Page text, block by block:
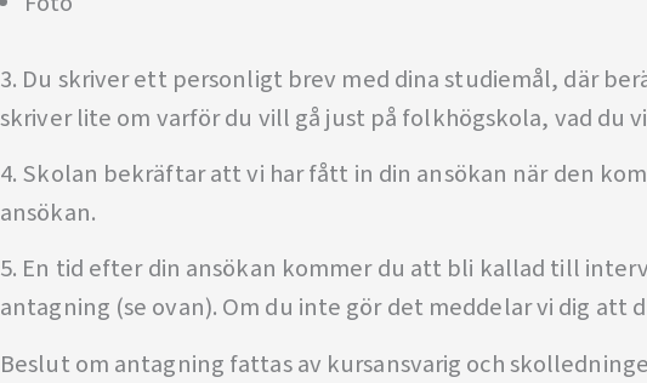
3. Du skriver ett personligt brev med dina studiemål, där
skriver lite om varför du vill gå just på folkhögskola, vad du
4. Skolan bekräftar att vi har fått in din ansökan när den
ansökan.
5. En tid efter din ansökan kommer du att bli kallad till
antagning (se ovan). Om du inte gör det meddelar vi dig att
Beslut om antagning fattas av kursansvarig och